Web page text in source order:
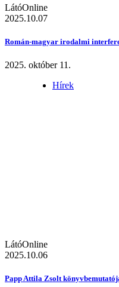
LátóOnline
2025.10.07
Román-magyar irodalmi
2025. október 11.
Hírek
LátóOnline
2025.10.06
Papp Attila Zsolt